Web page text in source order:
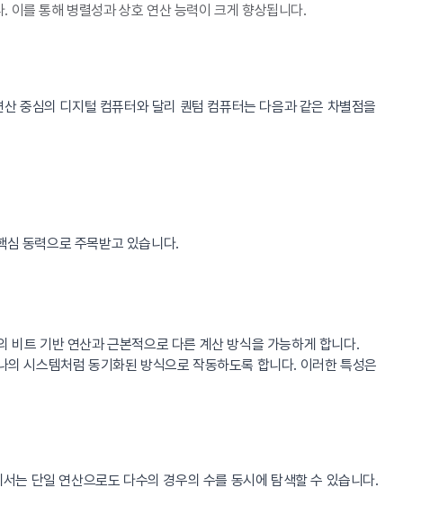
를 통해 병렬성과 상호 연산 능력이 크게 향상됩니다.
중심의 디지털 컴퓨터와 달리 퀀텀 컴퓨터는 다음과 같은 차별점을
동력으로 주목받고 있습니다.
트 기반 연산과 근본적으로 다른 계산 방식을 가능하게 합니다.
시스템처럼 동기화된 방식으로 작동하도록 합니다. 이러한 특성은
서는 단일 연산으로도 다수의 경우의 수를 동시에 탐색할 수 있습니다.